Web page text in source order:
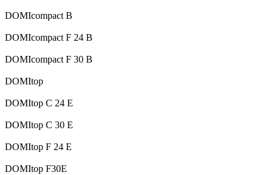
DOMIcompact B
DOMIcompact F 24 B
DOMIcompact F 30 B
DOMItop
DOMItop C 24 E
DOMItop C 30 E
DOMItop F 24 E
DOMItop F30E